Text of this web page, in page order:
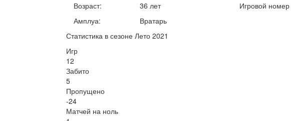
Возраст:
Амплуа:
36 лет
Вратарь
Игровой номер
Статистика в сезоне Лето 2021
Игр
12
Забито
5
Пропущено
-24
Матчей на ноль